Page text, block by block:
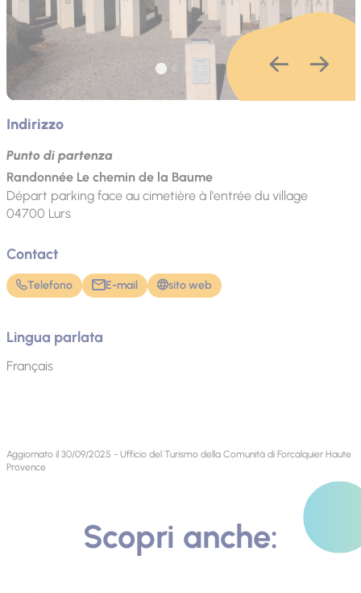
Indirizzo
Punto di partenza
Randonnée Le chemin de la Baume
Départ parking face au cimetière à l'entrée du village
04700 Lurs
Contact
Telefono E-mail sito web
Lingua parlata
Français
Aggiornato il 30/09/2025 - Ufficio del Turismo della Comunità di Forcalquier Haute
Provence
Scopri anche: